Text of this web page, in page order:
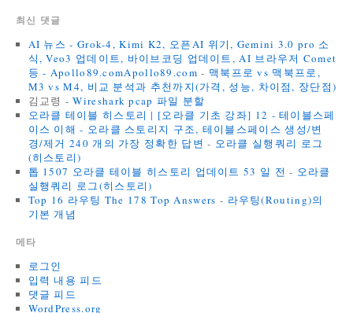
최신 댓글
AI 뉴스 - Grok-4, Kimi K2, 오픈AI 위기, Gemini 3.0 pro 소
식, Veo3 업데이트, 바이브코딩 업데이트, AI 브라우저 Comet
등 - Apollo89.comApollo89.com - 맥북프로 vs 맥북프로,
M3 vs M4, 비교 분석과 추천까지(가격, 성능, 차이점, 장단점)
김교령 -Wireshark pcap 파일 분할
오라클 테이블 히스토리 | [오라클 기초 강좌] 12 - 테이블스페
이스 이해 - 오라클 스토리지 구조, 테이블스페이스 생성/변
경/제거 240 개의 가장 정확한 답변 - 오라클 실행쿼리 로그
(히스토리)
톱 1507 오라클 테이블 히스토리 업데이트 53 일 전 - 오라클
실행쿼리 로그(히스토리)
Top 16 라우팅 The 178 Top Answers - 라우팅(Routing)의
기본 개념
메타
로그인
입력 내용 피드
댓글 피드
WordPress.org